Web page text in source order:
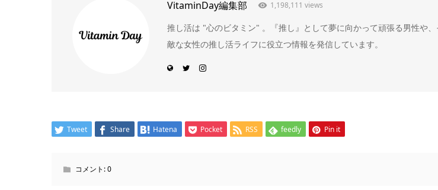
VitaminDay編集部 1,198,111 views
推し活は "心のビタミン" 。『推し』として夢に向かって頑張る男性や
敵な女性の推し活ライフに役立つ情報を発信しています。
Tweet Share Hatena Pocket RSS feedly Pin it
コメント:0